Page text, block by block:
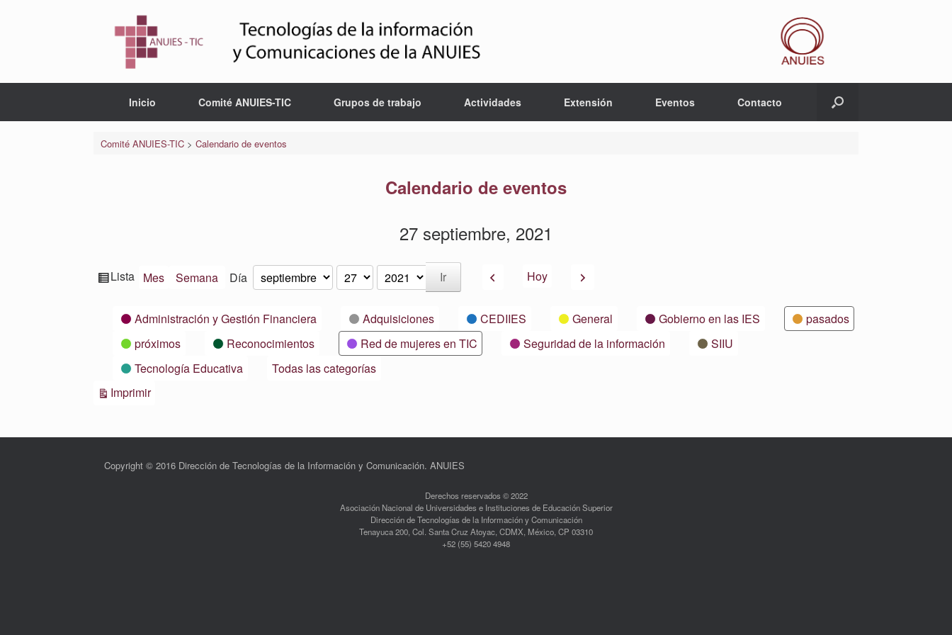
Inicio Comité ANUIES-TIC Grupos de trabajo Actividades Extensión Eventos Contacto
Comité ANUIES-TIC> Calendario de eventos
Calendario de eventos
27 septiembre, 2021
Ver
Lista Mes Semana Día Mes
Día
Año AnteriorHoy Siguiente
CategoríasAdministración y Gestión Financiera Adquisiciones CEDIIES General Gobierno en las IES
pasados
próximos
Reconocimientos Red de mujeres en TIC Seguridad de la información
SIIU
Tecnología Educativa
Todas las categorías
ImprimirVistas
Copyright © 2016 Dirección de Tecnologías de la Información y Comunicación. ANUIES
Derechos reservados © 2022
Asociación Nacional de Universidades e Instituciones de Educación Superior
Dirección de Tecnologías de la Información y Comunicación
Tenayuca 200, Col. Santa Cruz Atoyac, CDMX, México, CP 03310
+52 (55) 5420 4948